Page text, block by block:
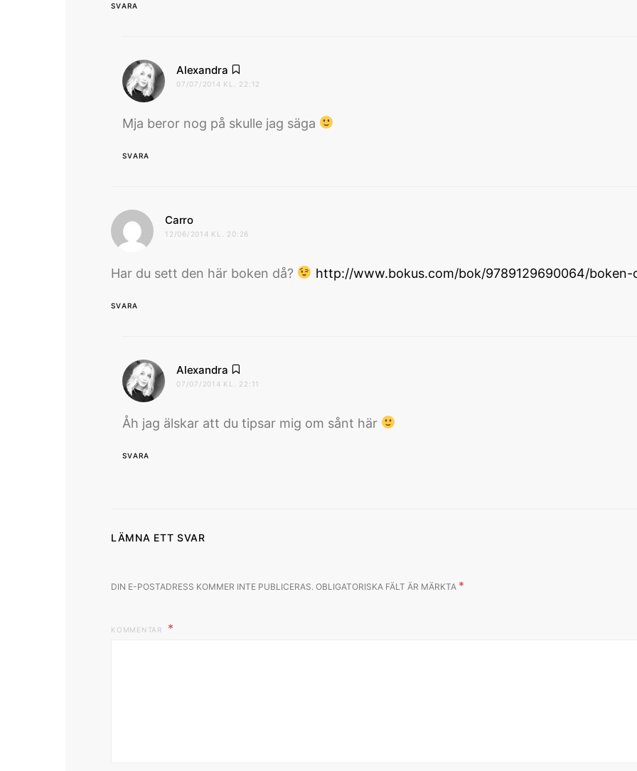
SVARA
Alexandra
07/07/2014 KL. 22:12
Mja beror nog på skulle jag säga
SVARA
Carro
12/06/2014 KL. 20:26
Har du sett den här boken då? http://www.bokus.com/bok/9789129690064/boken-
SVARA
Alexandra
07/07/2014 KL. 22:11
Åh jag älskar att du tipsar mig om sånt här
SVARA
LÄMNA ETT SVAR
DIN E-POSTADRESS KOMMER INTE PUBLICERAS. OBLIGATORISKA FÄLT ÄR MÄRKTA *
KOMMENTAR